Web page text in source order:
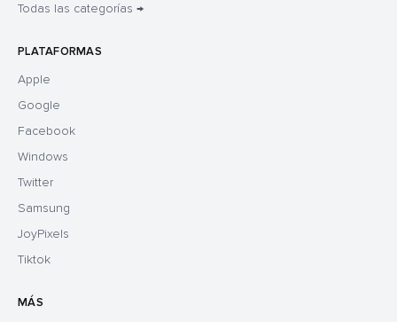
Todas las categorías →
PLATAFORMAS
Apple
Google
Facebook
Windows
Twitter
Samsung
JoyPixels
Tiktok
MÁS